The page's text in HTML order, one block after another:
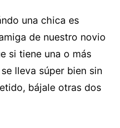
una chica es
de nuestro novio
si tiene una o más
lleva súper bien sin
bájale otras dos